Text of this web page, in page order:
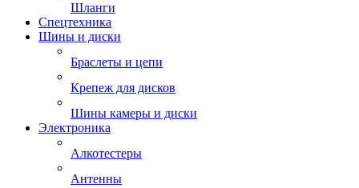
Шланги
Спецтехника
Шины и диски
Браслеты и цепи
Крепеж для дисков
Шины камеры и диски
Электроника
Алкотестеры
Антенны